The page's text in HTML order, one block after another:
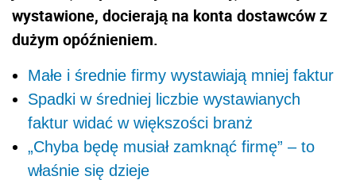
wystawione, docierają na konta dostawców z
dużym opóźnieniem.
Małe i średnie firmy wystawiają mniej faktur
Spadki w średniej liczbie wystawianych
faktur widać w większości branż
„Chyba będę musiał zamknąć firmę” – to
właśnie się dzieje